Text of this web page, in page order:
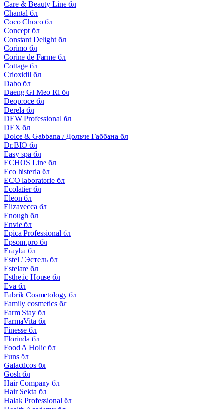
Care & Beauty Line бл
Chantal бл
Coco Choco бл
Concept бл
Constant Delight бл
Corimo бл
Corine de Farme бл
Cottage бл
Crioxidil бл
Dabo бл
Daeng Gi Meo Ri бл
Deoproce бл
Derela бл
DEW Professional бл
DEX бл
Dolce & Gabbana / Дольче Габбана бл
Dr.BIO бл
Easy spa бл
ECHOS Line бл
Eco histeria бл
ECO laboratorie бл
Ecolatier бл
Eleon бл
Elizavecca бл
Enough бл
Envie бл
Epica Professional бл
Epsom.pro бл
Erayba бл
Estel / Эстель бл
Estelare бл
Esthetic House бл
Eva бл
Fabrik Cosmetology бл
Family cosmetics бл
Farm Stay бл
FarmaVita бл
Finesse бл
Florinda бл
Food A Holic бл
Funs бл
Galacticos бл
Gosh бл
Hair Company бл
Hair Sekta бл
Halak Professional бл